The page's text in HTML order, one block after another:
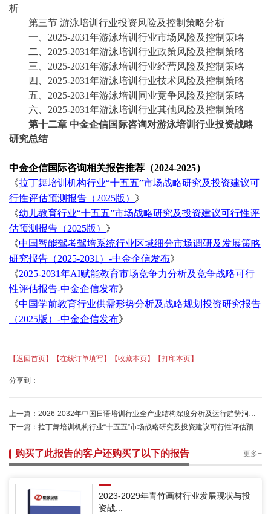
析
第三节 游泳培训行业投资风险及控制策略分析
一、 2025-2031年游泳培训行业市场风险及控制策略
二、 2025-2031年游泳培训行业政策风险及控制策略
三、 2025-2031年游泳培训行业经营风险及控制策略
四、 2025-2031年游泳培训行业技术风险及控制策略
五、 2025-2031年游泳培训同业竞争风险及控制策略
六、 2025-2031年游泳培训行业其他风险及控制策略
第十二章 中金企信国际咨询对游泳培训行业投资战略
研究总结
中金企信国际咨询相关报告推荐（2024-2025）
《拉丁舞培训机构行业“十五五”市场战略研究及投资建议可
行性评估预测报告（2025版） 》
《幼儿教育行业“十五五”市场战略研究及投资建议可行性评
估预测报告（2025版） 》
《中国智能驾考驾培系统行业区域细分市场调研及发展策略
研究报告（2025-2031）-中金企信发布》
《2025-2031年AI赋能教育市场竞争力分析及竞争战略可行
性评估报告-中金企信发布》
《中国学前教育行业供需形势分析及战略规划投资研究报告
（2025版）-中金企信发布》
【返回首页】 【在线订单填写】 【收藏本页】 【打印本页】
分享到：
上一篇： 2026-2032年中国日语培训行业全产业结构深度分析及运行趋势洞察报告-中金企信发布
下一篇： 拉丁舞培训机构行业“十五五”市场战略研究及投资建议可行性评估预测报告（2025版）
购买了此报告的客户还购买了以下的报告 更多+
2023-2029年青竹画材行业发展现状与投
资战...